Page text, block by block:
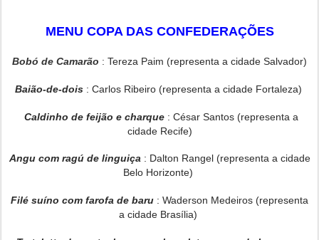
MENU COPA DAS CONFEDERAÇÕES
Bobó de Camarão : Tereza Paim (representa a cidade Salvador)
Baião-de-dois: Carlos Ribeiro (representa a cidade Fortaleza)
Caldinho de feijão e charque: César Santos (representa a
cidade Recife)
Angu com ragú de linguiça: Dalton Rangel (representa a cidade
Belo Horizonte)
Filé suíno com farofa de baru : Waderson Medeiros (representa
a cidade Brasília)